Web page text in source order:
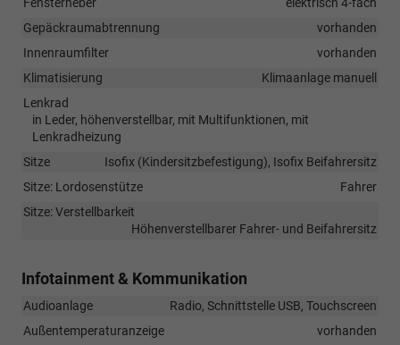
Fensterheber
elektrisch 4-fach
Gepäckraumabtrennung
vorhanden
Innenraumfilter
vorhanden
Klimatisierung
Klimaanlage manuell
Lenkrad
in Leder, höhenverstellbar, mit Multifunktionen, mit
Lenkradheizung
Sitze
Isofix (Kindersitzbefestigung), Isofix Beifahrersitz
Sitze: Lordosenstütze
Fahrer
Sitze: Verstellbarkeit
Höhenverstellbarer Fahrer- und Beifahrersitz
Infotainment & Kommunikation
Audioanlage
Radio, Schnittstelle USB, Touchscreen
Außentemperaturanzeige
vorhanden